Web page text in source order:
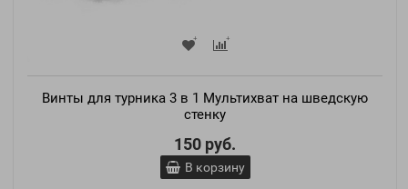
Винты для турника 3 в 1 Мультихват на шведскую
стенку
150 руб.
В корзину